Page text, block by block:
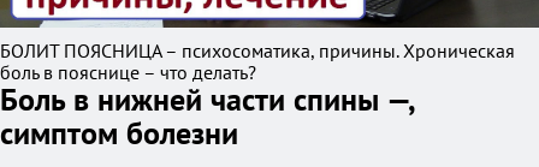
БОЛИТ ПОЯСНИЦА – психосоматика, причины. Хроническая
боль в пояснице – что делать?
Боль в нижней части спины —,
симптом болезни